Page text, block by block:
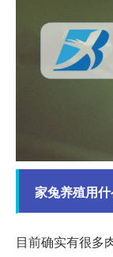
家兔养殖用
目前确实有很多